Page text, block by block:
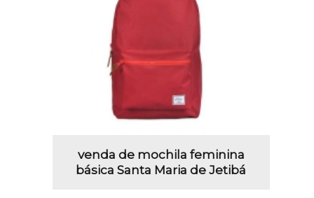
venda de mochila feminina
básica Santa Maria de Jetibá